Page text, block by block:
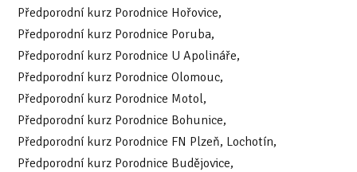
Předporodní kurz Porodnice Hořovice,
Předporodní kurz Porodnice Poruba,
Předporodní kurz Porodnice U Apolináře,
Předporodní kurz Porodnice Olomouc,
Předporodní kurz Porodnice Motol,
Předporodní kurz Porodnice Bohunice,
Předporodní kurz Porodnice FN Plzeň, Lochotín,
Předporodní kurz Porodnice Budějovice,